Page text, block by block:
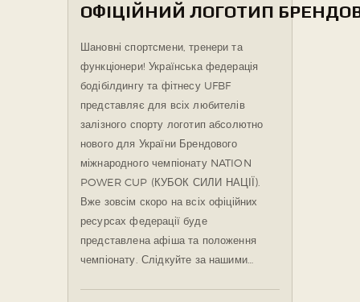
ОФІЦІЙНИЙ ЛОГОТИП
Шановні спортсмени, тренери та
функціонери! Українська федерація
бодібілдингу та фітнесу UFBF
представляє для всіх любителів
залізного спорту логотип абсолютно
нового для України Брендового
міжнародного чемпіонату NATION
POWER CUP (КУБОК СИЛИ НАЦІЇ).
Вже зовсім скоро на всіх офіційних
ресурсах федерації буде
представлена афіша та положення
чемпіонату. Слідкуйте за нашими…